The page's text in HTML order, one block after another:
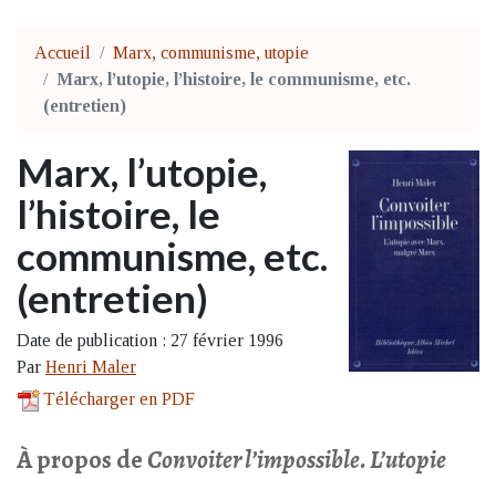
Accueil
Marx, communisme, utopie
Marx, l’utopie, l’histoire, le communisme, etc.
(entretien)
Marx, l’utopie,
l’histoire, le
communisme, etc.
(entretien)
Date de publication : 27 février 1996
Par Henri Maler
Télécharger en PDF
À propos deConvoiter l’impossible. L’utopie